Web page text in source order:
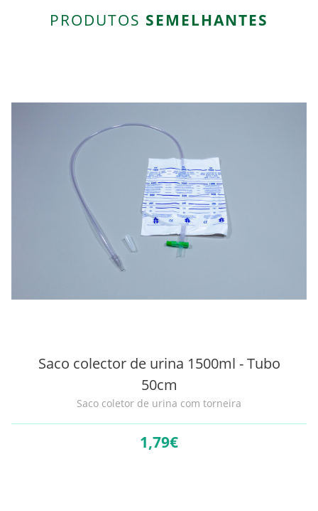
PRODUTOS SEMELHANTES
Saco colector de urina 1500ml - Tubo
50cm
Saco coletor de urina com torneira
1,79€